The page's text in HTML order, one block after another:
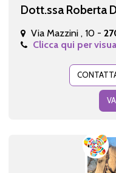
Dott.ssa Roberta
Via Mazzini , 10 -
Clicca qui per